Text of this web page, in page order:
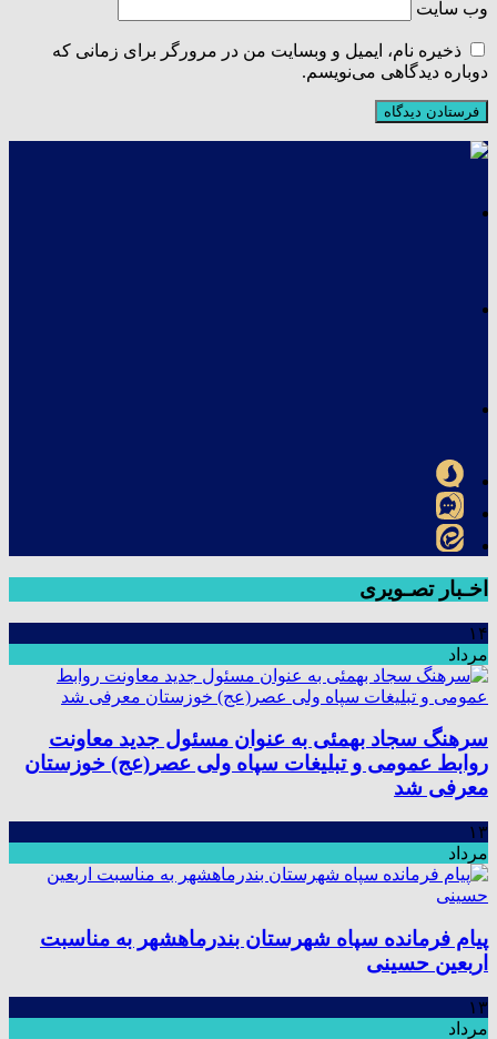
وب‌ سایت
ذخیره نام، ایمیل و وبسایت من در مرورگر برای زمانی که
دوباره دیدگاهی می‌نویسم.
اخـبار تصـویری
۱۴
مرداد
سرهنگ سجاد بهمئی به عنوان مسئول جدید معاونت
روابط عمومی و تبلیغات سپاه ولی عصر(عج) خوزستان
معرفی شد
۱۳
مرداد
پیام فرمانده سپاه شهرستان بندرماهشهر به مناسبت
اربعین حسینی
۱۳
مرداد